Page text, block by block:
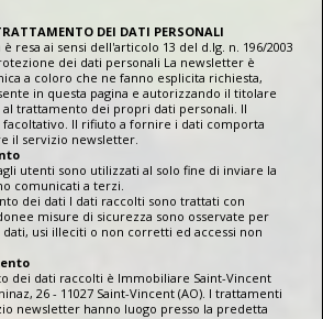
DEI DATI PERSONALI
resa ai sensi dell'articolo 13 del d.lg. n. 196/2003
dei dati personali La newsletter è
a coloro che ne fanno esplicita richiesta,
in questa pagina e autorizzando il titolare
trattamento dei propri dati personali. Il
Il rifiuto a fornire i dati comporta
il servizio newsletter.
utenti sono utilizzati al solo fine di inviare la
comunicati a terzi.
dei dati I dati raccolti sono trattati con
misure di sicurezza sono osservate per
usi illeciti o non corretti ed accessi non
dei dati raccolti è Immobiliare Saint-Vincent
26 - 11027 Saint-Vincent (AO). I trattamenti
newsletter hanno luogo presso la predetta